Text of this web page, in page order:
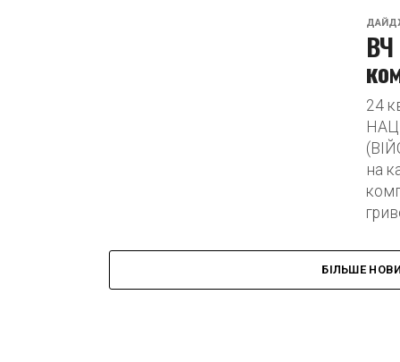
ВЧ
24
на
БІЛЬШЕ